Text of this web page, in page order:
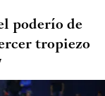
poderío de
tropiezo